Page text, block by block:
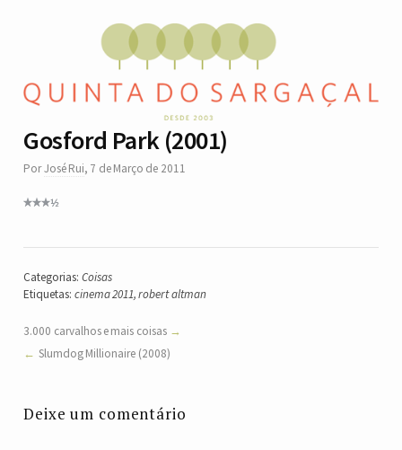
Gosford Park (2001)
PorJosé Rui, 7 de Março de 2011
Categorias: Coisas
Etiquetas: cinema 2011,robert altman
3.000 carvalhos e mais coisas
Slumdog Millionaire (2008)
Deixe um comentário